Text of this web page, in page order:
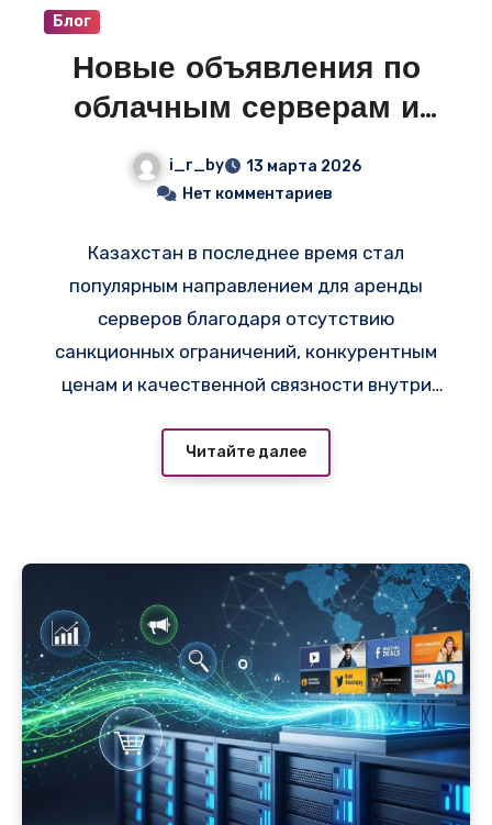
Блог
Новые объявления по
облачным серверам и
VPS в Казахстане —
смотрите свежие
i_r_by
13 марта 2026
Нет комментариев
Казахстан в последнее время стал
популярным направлением для аренды
серверов благодаря отсутствию
санкционных ограничений, конкурентным
ценам и качественной связности внутри
https://adminvps.ru/vps/whatsapp-proxy-
доступен конструктор облачных
регулярно появляются предложения от
провайдеров с гибкой настройкой CPU, RAM,
диска и публичных IP, масштабированием
без остановки работы и стартовой
стоимостью от 800–1200 руб/мес.
Читайте далее